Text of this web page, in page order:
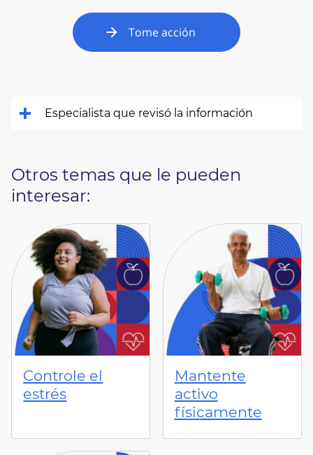
Tome acción
Especialista que revisó la información
Otros temas que le pueden
interesar:
Controle el
estrés
Mantente
activo
físicamente